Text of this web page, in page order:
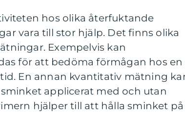
hos olika återfuktande
vara till stor hjälp. Det finns olika
Exempelvis kan
för att bedöma förmågan hos en
En annan kvantitativ mätning
applicerat med och utan
hjälper till att hålla sminket på